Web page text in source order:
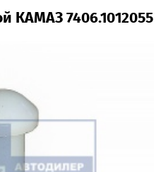
КАМАЗ 7406.1012055